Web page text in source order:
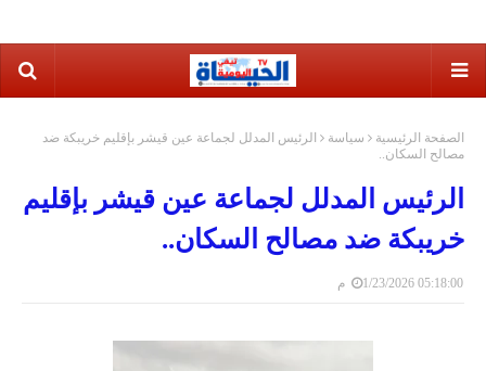
الصفحة الرئيسية سياسة
الرئيس المدلل لجماعة عين قيشر بإقليم خريبكة ضد
مصالح السكان..
الرئيس المدلل لجماعة عين قيشر بإقليم
خريبكة ضد مصالح السكان..
1/23/2026 05:18:00 م